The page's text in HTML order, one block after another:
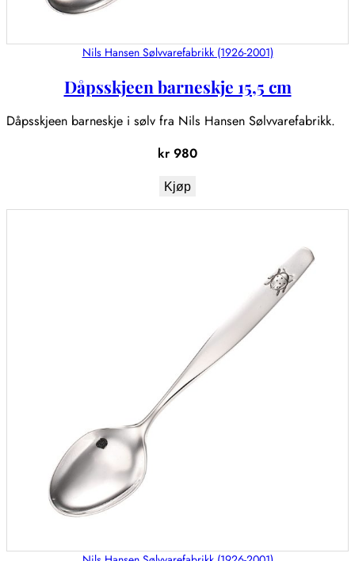
Nils Hansen Sølvvarefabrikk (1926-2001)
Dåpsskjeen barneskje 15,5 cm
Dåpsskjeen barneskje i sølv fra Nils Hansen Sølvvarefabrikk.
kr 980
Kjøp